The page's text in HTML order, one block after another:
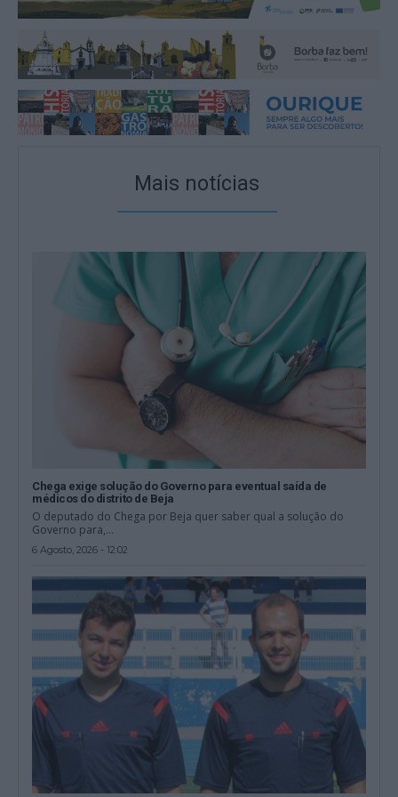
Mais notícias
Chega exige solução do Governo para eventual saída de
médicos do distrito de Beja
O deputado do Chega por Beja quer saber qual a solução do
Governo para,...
6 Agosto, 2026 - 12:02